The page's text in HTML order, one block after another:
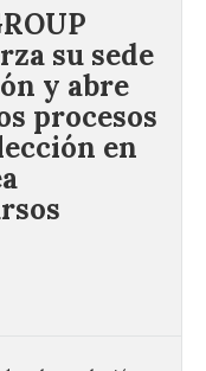
su sede
y abre
procesos
en